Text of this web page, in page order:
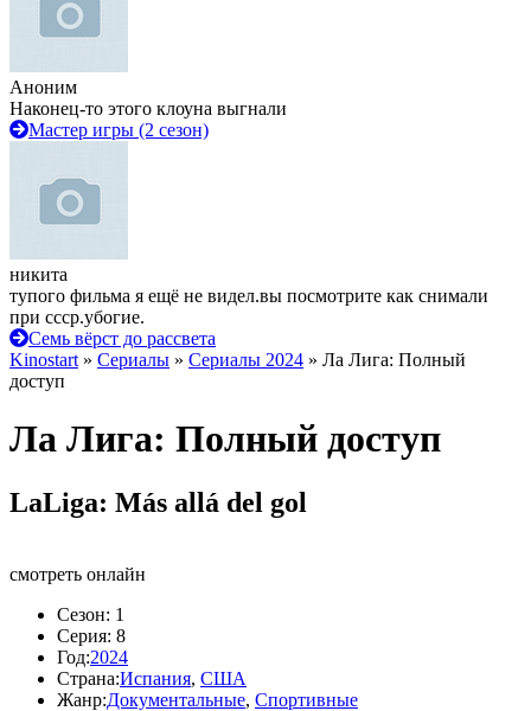
Аноним
Наконец-то этого клоуна выгнали
Мастер игры (2 сезон)
никита
тупого фильма я ещё не видел.вы посмотрите как снимали
при ссср.убогие.
Семь вёрст до рассвета
Kinostart » Сериалы » Сериалы 2024 » Ла Лига: Полный
доступ
Ла Лига: Полный доступ
LaLiga: Más allá del gol
смотреть онлайн
Сезон: 1
Серия: 8
Год:2024
Страна:Испания, США
Жанр:Документальные, Спортивные